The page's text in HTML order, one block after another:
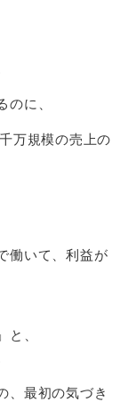
に、
万規模の売上の
働いて、利益が
、
、最初の気づき